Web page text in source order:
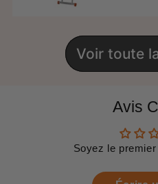
Voir toute
Avis
Soyez le